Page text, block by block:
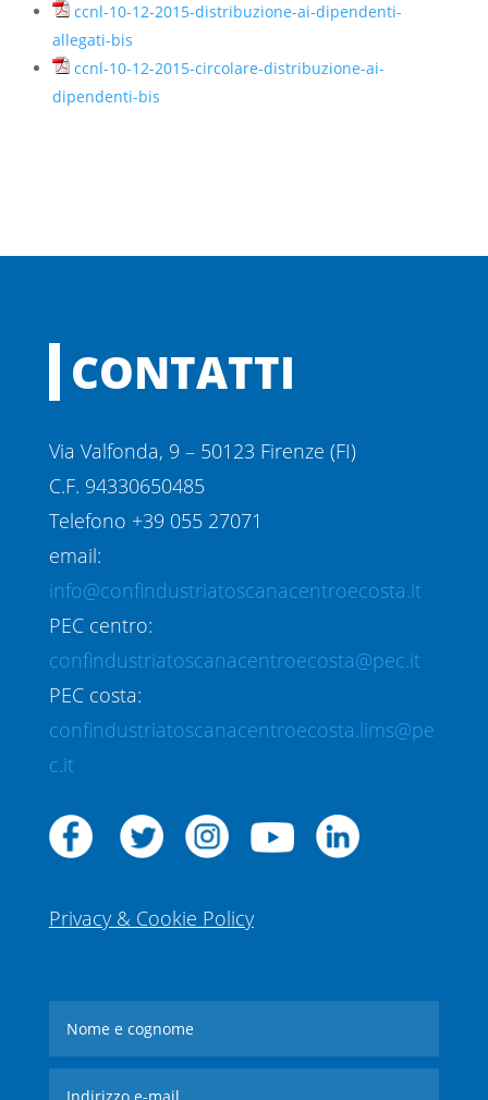
ccnl-10-12-2015-distribuzione-ai-dipendenti-
allegati-bis
ccnl-10-12-2015-circolare-distribuzione-ai-
dipendenti-bis
CONTATTI
Via Valfonda, 9 – 50123 Firenze (FI)
C.F. 94330650485
Telefono +39 055 27071
email:
info@confindustriatoscanacentroecosta.it
PEC centro:
confindustriatoscanacentroecosta@pec.it
PEC costa:
confindustriatoscanacentroecosta.lims@pe
c.it
Privacy & Cookie Policy